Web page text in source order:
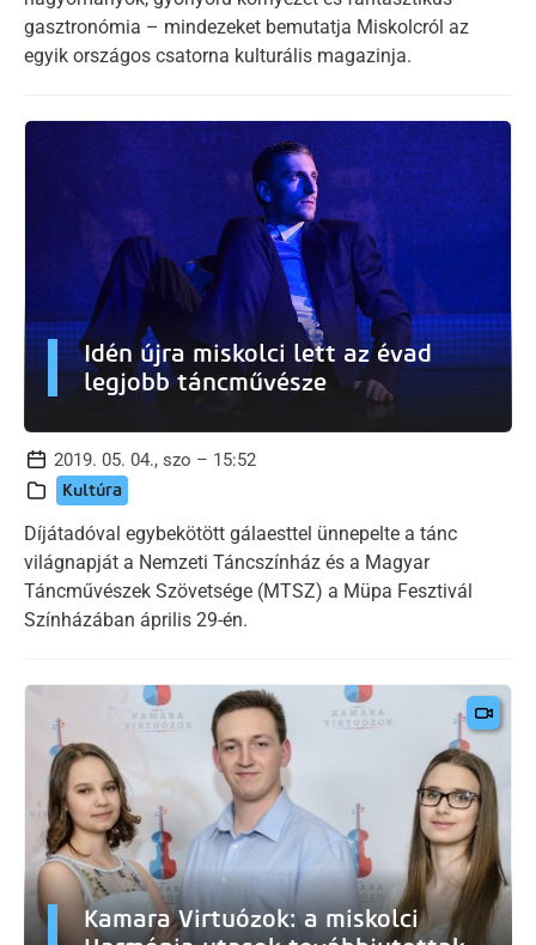
gasztronómia – mindezeket bemutatja Miskolcról az
egyik országos csatorna kulturális magazinja.
Idén újra miskolci lett az évad
legjobb táncművésze
2019. 05. 04., szo – 15:52
Kultúra
Díjátadóval egybekötött gálaesttel ünnepelte a tánc
világnapját a Nemzeti Táncszínház és a Magyar
Táncművészek Szövetsége (MTSZ) a Müpa Fesztivál
Színházában április 29-én.
Kamara Virtuózok: a miskolci